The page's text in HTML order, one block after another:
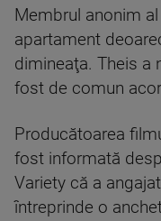
Membrul anonim
apartament
dimineaţa. Theis a
fost de comun
Producătoarea
fost informată
Variety că a
întreprinde o